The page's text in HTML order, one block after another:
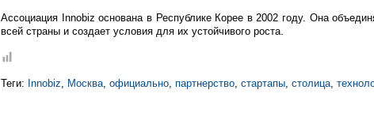
Ассоциация Innobiz основана в Республике Корее в 2002 году. Она
всей страны и создает условия для их устойчивого роста.
Теги: Innobiz, Москва, официально, партнерство, стартапы, столица,